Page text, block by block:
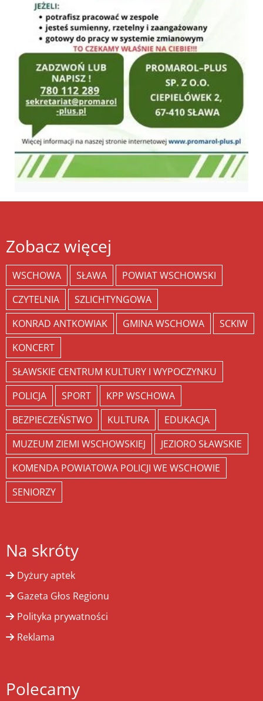
Zobacz więcej
WSCHOWA SŁAWA
POWIAT WSCHOWSKI
CZYTELNIA
SZLICHTYNGOWA
KONRAD ANTKOWIAK
GMINA WSCHOWA
SCKIW
KONCERT
SŁAWSKIE CENTRUM KULTURY I WYPOCZYNKU
POLICJA
SPORT
KPP WSCHOWA
BEZPIECZEŃSTWO
KULTURA
EDUKACJA
MUZEUM ZIEMI WSCHOWSKIEJ
JEZIORO SŁAWSKIE
KOMENDA POWIATOWA POLICJI WE WSCHOWIE
SENIORZY
Na skróty
Dyżury aptek
Gazeta Głos Regionu
Polityka prywatności
Reklama
Polecamy